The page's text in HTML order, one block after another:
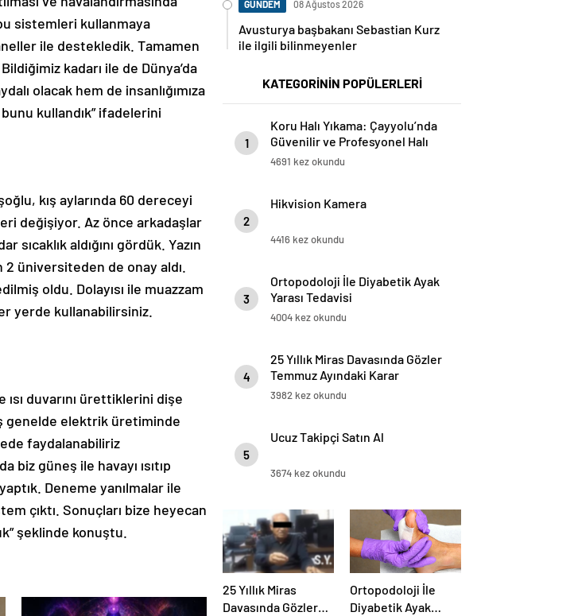
sistemleri kullanmaya
ile destekledik. Tamamen
kadarı ile de Dünya’da
olacak hem de insanlığımıza
kullandık” ifadelerini
kış aylarında 60 dereceyi
değişiyor. Az önce arkadaşlar
sıcaklık aldığını gördük. Yazın
2 üniversiteden de onay aldı.
oldu. Dolayısı ile muazzam
yerde kullanabilirsiniz.
duvarını ürettiklerini dişe
genelde elektrik üretiminde
faydalanabiliriz
biz güneş ile havayı ısıtıp
Deneme yanılmalar ile
çıktı. Sonuçları bize heyecan
şeklinde konuştu.
GÜNDEM 08 Ağustos 2026
Avusturya başbakanı Sebastian Kurz
ile ilgili bilinmeyenler
KATEGORİNİN POPÜLERLERİ
1
Koru Halı Yıkama: Çayyolu’nda
Güvenilir ve Profesyonel Halı
Temizliği
4691 kez okundu
2
Hikvision Kamera
4416 kez okundu
3
Ortopodoloji İle Diyabetik Ayak
Yarası Tedavisi
4004 kez okundu
4
25 Yıllık Miras Davasında Gözler
Temmuz Ayındaki Karar
Duruşmasına Çevrildi
3982 kez okundu
5
Ucuz Takipçi Satın Al
3674 kez okundu
25 Yıllık Miras
Davasında Gözler
Ortopodoloji İle
Diyabetik Ayak